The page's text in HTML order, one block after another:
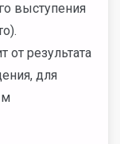
выступения
от результата
для